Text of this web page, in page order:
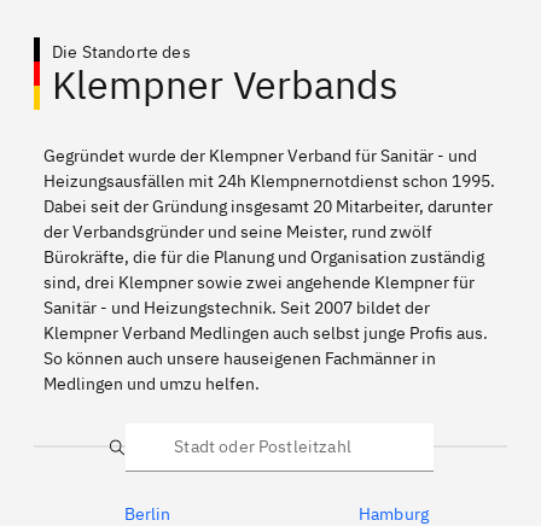
Die Standorte des
Klempner Verbands
Gegründet wurde der Klempner Verband für Sanitär - und
Heizungsausfällen mit 24h Klempnernotdienst schon 1995.
Dabei seit der Gründung insgesamt 20 Mitarbeiter, darunter
der Verbandsgründer und seine Meister, rund zwölf
Bürokräfte, die für die Planung und Organisation zuständig
sind, drei Klempner sowie zwei angehende Klempner für
Sanitär - und Heizungstechnik. Seit 2007 bildet der
Klempner Verband Medlingen auch selbst junge Profis aus.
So können auch unsere hauseigenen Fachmänner in
Medlingen und umzu helfen.
Suche
Berlin Hamburg